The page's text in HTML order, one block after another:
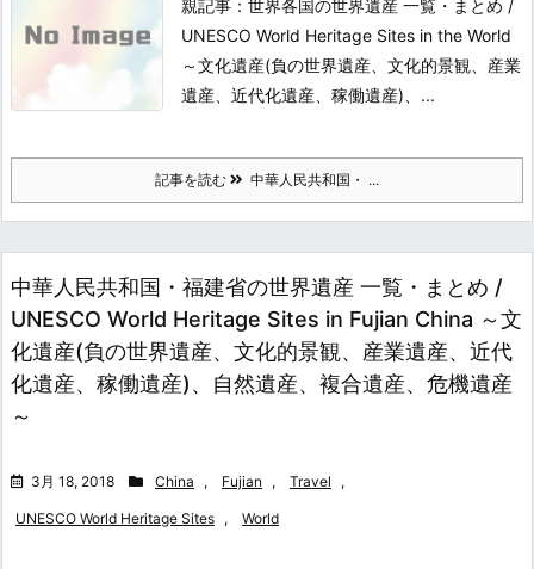
親記事：世界各国の世界遺産 一覧・まとめ /
UNESCO World Heritage Sites in the World
～文化遺産(負の世界遺産、文化的景観、産業
遺産、近代化遺産、稼働遺産)、...
記事を読む 中華人民共和国・ ...
中華人民共和国・福建省の世界遺産 一覧・まとめ /
UNESCO World Heritage Sites in Fujian China ～文
化遺産(負の世界遺産、文化的景観、産業遺産、近代
化遺産、稼働遺産)、自然遺産、複合遺産、危機遺産
～
3月 18, 2018 China , Fujian , Travel ,
UNESCO World Heritage Sites , World